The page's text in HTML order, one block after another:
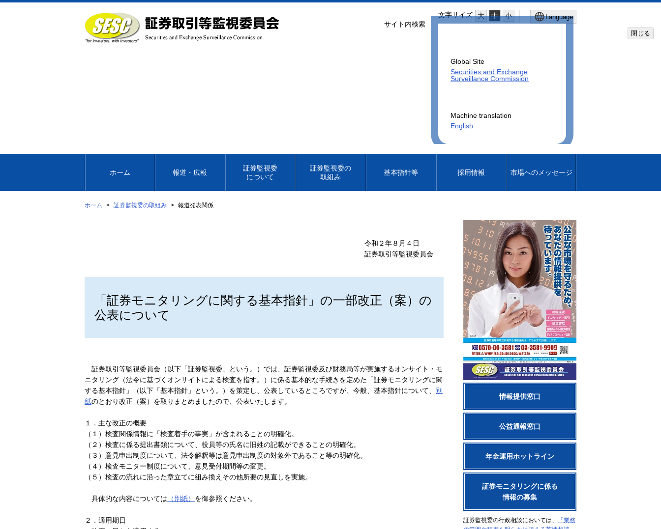
文
へ
移
文字サイズ 大 中 小 Language
Global Site
Securities and Exchange
Surveillance Commission
Machine translation
English
閉じる
サイト内検索
ホーム 報道・広報
証券監視委
について
証券監視委の
取組み
基本指針等 採用情報 市場へのメッセージ
ホーム 証券監視委の取組み 報道発表関係
令和２年８月４日
証券取引等監視委員会
「証券モニタリングに関する基本指針」の一部改正（案）の
公表について
証券取引等監視委員会（以下「証券監視委」という。）では、証券監視委及び財務局等が実施するオンサイト・モ
ニタリング（法令に基づくオンサイトによる検査を指す。）に係る基本的な手続きを定めた「証券モニタリングに関
する基本指針」（以下「基本指針」という。）を策定し、公表しているところですが、今般、基本指針について、 別
紙のとおり改正（案）を取りまとめましたので、公表いたします。
１．主な改正の概要
（１）検査関係情報に「検査着手の事実」が含まれることの明確化。
（２）検査に係る提出書類について、役員等の氏名に旧姓の記載ができることの明確化。
（３）意見申出制度について、法令解釈等は意見申出制度の対象外であること等の明確化。
（４）検査モニター制度について、意見受付期間等の変更。
（５）検査の流れに沿った章立てに組み換えその他所要の見直しを実施。
具体的な内容については （別紙） を御参照ください。
２．適用期日
情報提供窓口
公益通報窓口
年金運用ホットライン
証券モニタリングに係る
情報の募集
証券監視委の行政相談においては、
「業務